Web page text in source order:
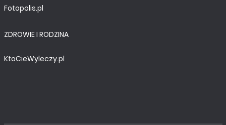
Fotopolis.pl
ZDROWIE I RODZINA
KtoCieWyleczy.pl